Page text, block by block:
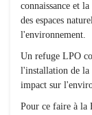
connaissance et
des espaces
l'environnement.
Un refuge LPO
l'installation de la
impact sur
Pour ce faire à la